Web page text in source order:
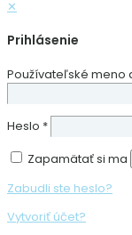
✕
Prihlásenie
Používateľské
Heslo *
Zapamätať si ma
Zabudli ste heslo?
Vytvoriť účet?